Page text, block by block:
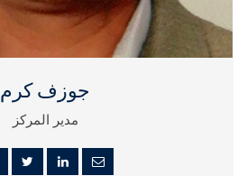
جوزف كرم
مدير المركز